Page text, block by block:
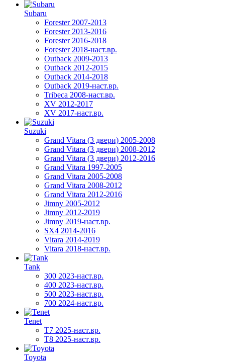
Subaru
Forester 2007-2013
Forester 2013-2016
Forester 2016-2018
Forester 2018-наст.вр.
Outback 2009-2013
Outback 2012-2015
Outback 2014-2018
Outback 2019-наст.вр.
Tribeca 2008-наст.вр.
XV 2012-2017
XV 2017-наст.вр.
Suzuki
Grand Vitara (3 двери) 2005-2008
Grand Vitara (3 двери) 2008-2012
Grand Vitara (3 двери) 2012-2016
Grand Vitara 1997-2005
Grand Vitara 2005-2008
Grand Vitara 2008-2012
Grand Vitara 2012-2016
Jimny 2005-2012
Jimny 2012-2019
Jimny 2019-наст.вр.
SX4 2014-2016
Vitara 2014-2019
Vitara 2018-наст.вр.
Tank
300 2023-наст.вр.
400 2023-наст.вр.
500 2023-наст.вр.
700 2024-наст.вр.
Tenet
T7 2025-наст.вр.
T8 2025-наст.вр.
Toyota